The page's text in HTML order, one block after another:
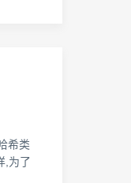
希类
,为了